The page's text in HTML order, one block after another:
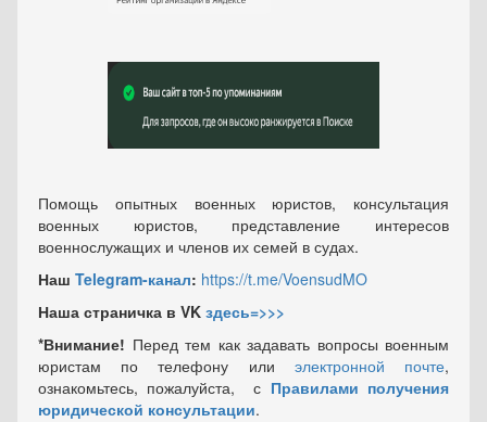
Помощь опытных военных юристов, консультация
военных юристов, представление интересов
военнослужащих и членов их семей в судах.
Наш Telegram-канал: https://t.me/VoensudMO
Наша страничка в VK здесь=>>>
*Внимание! Перед тем как задавать вопросы военным
юристам по телефону или электронной почте,
ознакомьтесь, пожалуйста, с Правилами получения
юридической консультации.